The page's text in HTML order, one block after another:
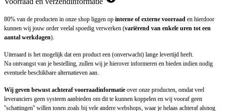
80% van de producten in onze shop liggen op interne of externe voorraad en hierdoor
kunnen wij jouw order veelal spoedig verwerken (variërend van enkele uren tot een
aantal werkdagen).
Uiteraard is het mogelijk dat een product een (onverwacht) lange levertijd heeft.
Na ontvangst van je bestelling, zullen wij je hierover informeren en bieden indien nodig
eventuele beschikbare alternatieven aan.
Wij geven bewust achteraf voorraadinformatie over onze producten, omdat veel
leveranciers geen systeem aanbieden om dit te kunnen koppelen en wij vooraf geen
''schattingen'' willen tonen zoals bij vele andere webshops, waar je helaas achteraf alsnog